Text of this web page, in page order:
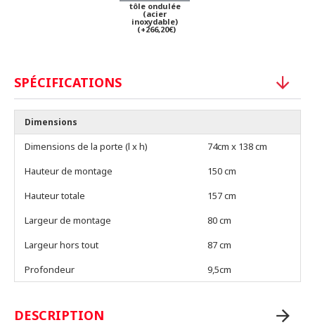
tôle ondulée
(acier
inoxydable)
(+266,20€)
SPÉCIFICATIONS
Dimensions
Dimensions de la porte (l x h)
74cm x 138 cm
Hauteur de montage
150 cm
Hauteur totale
157 cm
Largeur de montage
80 cm
Largeur hors tout
87 cm
Profondeur
9,5cm
DESCRIPTION